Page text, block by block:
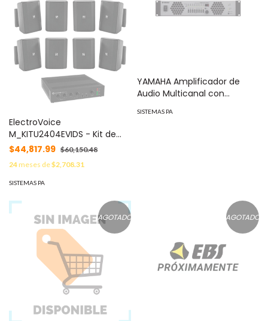
ElectroVoice
M_KITU2404EVIDS - Kit de
Audio / Amplificador
Mixer240W / 8 Altavoces
EVID-S 15W Negras
$44,817.99 $60,150.48
24meses de$2,708.31
SISTEMAS PA
YAMAHA Amplificador de
Audio Multicanal con
Canales, 280W | 8 OHMS |
SISTEMAS PA
AGOTADO AGOTADO